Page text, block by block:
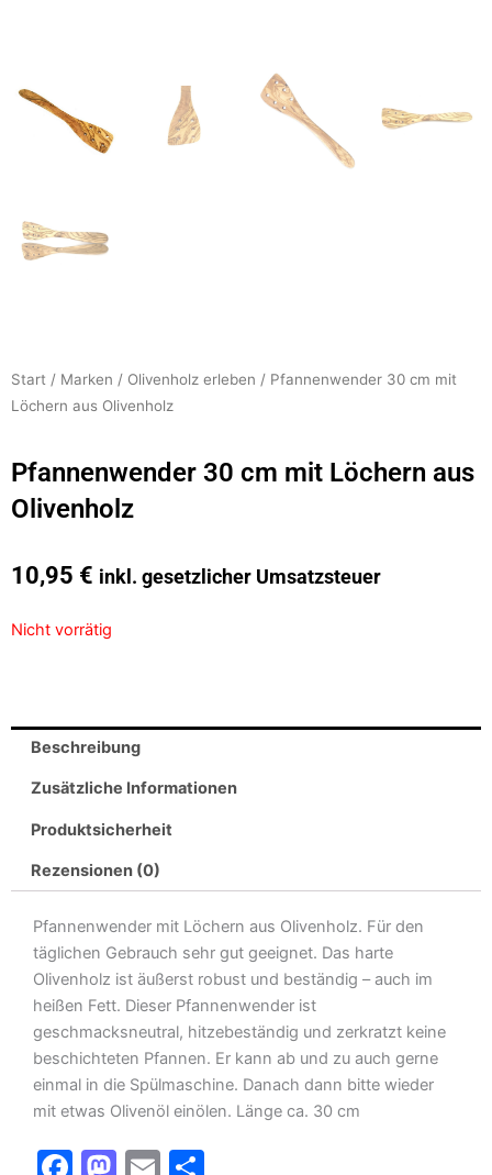
Start / Marken / Olivenholz erleben / Pfannenwender 30 cm mit
Löchern aus Olivenholz
Pfannenwender 30 cm mit Löchern aus
Olivenholz
10,95 € inkl. gesetzlicher Umsatzsteuer
Nicht vorrätig
Beschreibung
Zusätzliche Informationen
Produktsicherheit
Rezensionen (0)
Pfannenwender mit Löchern aus Olivenholz. Für den
täglichen Gebrauch sehr gut geeignet. Das harte
Olivenholz ist äußerst robust und beständig – auch im
heißen Fett. Dieser Pfannenwender ist
geschmacksneutral, hitzebeständig und zerkratzt keine
beschichteten Pfannen. Er kann ab und zu auch gerne
einmal in die Spülmaschine. Danach dann bitte wieder
mit etwas Olivenöl einölen. Länge ca. 30 cm